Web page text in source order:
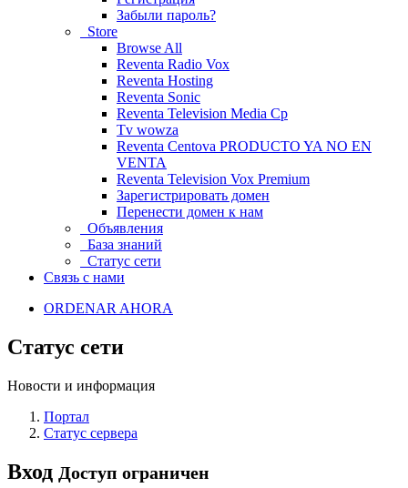
Забыли пароль?
Store
Browse All
Reventa Radio Vox
Reventa Hosting
Reventa Sonic
Reventa Television Media Cp
Tv wowza
Reventa Centova PRODUCTO YA NO EN
VENTA
Reventa Television Vox Premium
Зарегистрировать домен
Перенести домен к нам
Объявления
База знаний
Статус сети
Связь с нами
ORDENAR AHORA
Статус сети
Новости и информация
Портал
Статус сервера
Вход Доступ ограничен